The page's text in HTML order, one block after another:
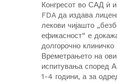
Конгресот во САД ѝ
FDA да издава
лекови чијашто
ефикасност“ е
долгорочно
Времетрањето на
испитувања според
1-4 години, а за